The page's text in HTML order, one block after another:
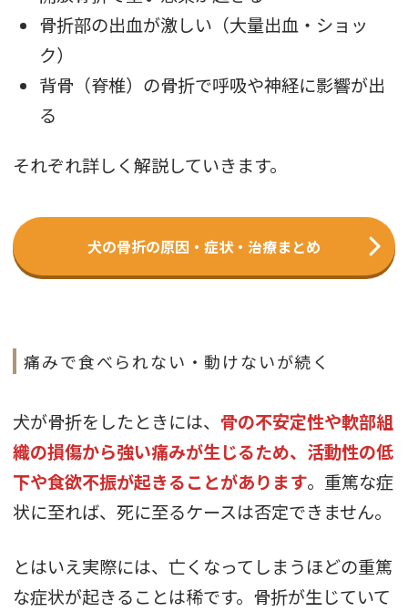
骨折部の出血が激しい（大量出血・ショッ
ク）
背骨（脊椎）の骨折で呼吸や神経に影響が出
る
それぞれ詳しく解説していきます。
犬の骨折の原因・症状・治療まとめ
痛みで食べられない・動けないが続く
犬が骨折をしたときには、 骨の不安定性や軟部組
織の損傷から強い痛みが生じるため、活動性の低
下や食欲不振が起きることがあります。重篤な症
状に至れば、死に至るケースは否定できません。
とはいえ実際には、亡くなってしまうほどの重篤
な症状が起きることは稀です。骨折が生じていて